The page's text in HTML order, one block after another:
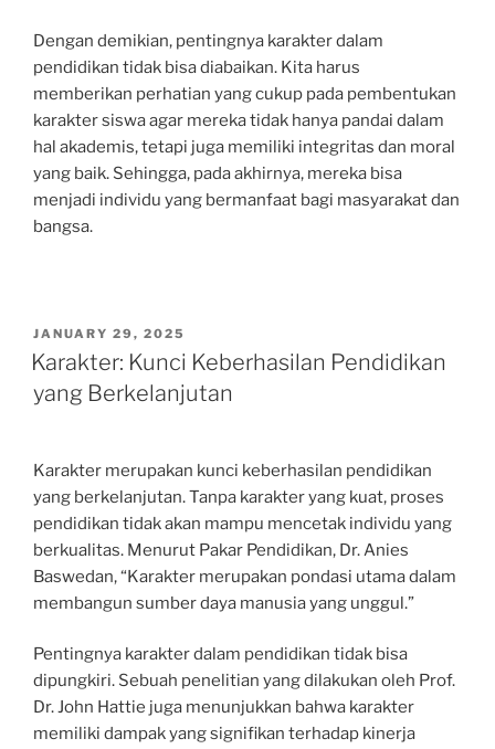
Dengan demikian, pentingnya karakter dalam
pendidikan tidak bisa diabaikan. Kita harus
memberikan perhatian yang cukup pada pembentukan
karakter siswa agar mereka tidak hanya pandai dalam
hal akademis, tetapi juga memiliki integritas dan moral
yang baik. Sehingga, pada akhirnya, mereka bisa
menjadi individu yang bermanfaat bagi masyarakat dan
bangsa.
POSTED
ON
JANUARY 29, 2025
Karakter: Kunci Keberhasilan Pendidikan
yang Berkelanjutan
Karakter merupakan kunci keberhasilan pendidikan
yang berkelanjutan. Tanpa karakter yang kuat, proses
pendidikan tidak akan mampu mencetak individu yang
berkualitas. Menurut Pakar Pendidikan, Dr. Anies
Baswedan, “Karakter merupakan pondasi utama dalam
membangun sumber daya manusia yang unggul.”
Pentingnya karakter dalam pendidikan tidak bisa
dipungkiri. Sebuah penelitian yang dilakukan oleh Prof.
Dr. John Hattie juga menunjukkan bahwa karakter
memiliki dampak yang signifikan terhadap kinerja